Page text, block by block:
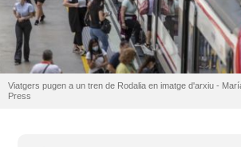
Viatgers pugen a un tren de Rodalia en imatge d'arxiu -
Press